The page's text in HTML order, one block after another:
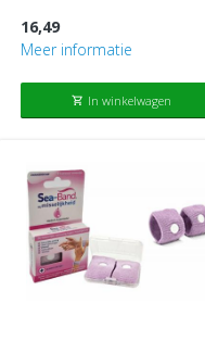
16,49
Meer informatie
shopping_cart In winkelwagen